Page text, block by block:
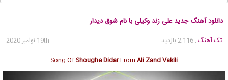
دانلود آهنگ جدید علی زند وکیلی با نام شوق دیدار
تک آهنگ , 2,116 بازدید
19th نوامبر 2020
Song Of Shoughe DidarFrom Ali Zand Vakili